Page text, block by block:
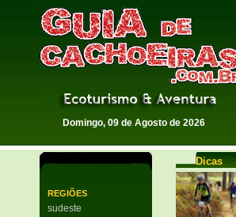
Guia de Cachoeiras
Domingo, 09 de Agosto de 2026
REGIÕES
sudeste
Dicas